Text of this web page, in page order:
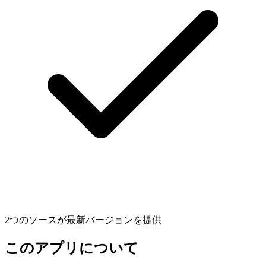
2つのソースが最新バージョンを提供
このアプリについて